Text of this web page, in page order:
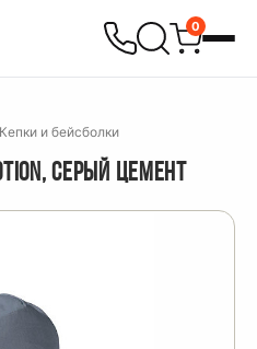
0
Кепки и бейсболки
СЕРЫЙ ЦЕМЕНТ